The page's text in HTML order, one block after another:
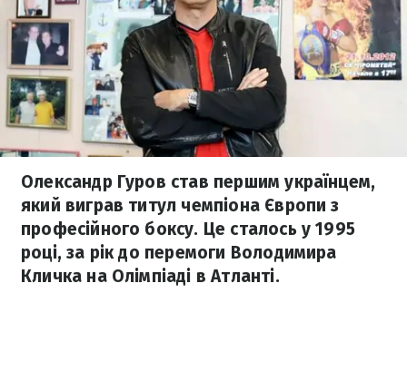
Олександр Гуров став першим українцем,
який виграв титул чемпіона Європи з
професійного боксу. Це сталось у 1995
році, за рік до перемоги Володимира
Кличка на Олімпіаді в Атланті.